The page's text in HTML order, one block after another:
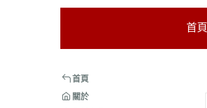
首頁
首頁
關於